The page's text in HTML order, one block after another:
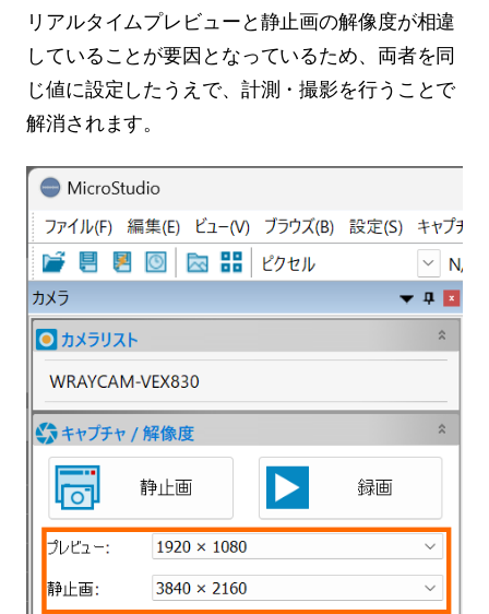
リアルタイムプレビューと静止画の解像度が相違
していることが要因となっているため、両者を同
じ値に設定したうえで、計測・撮影を行うことで
解消されます。